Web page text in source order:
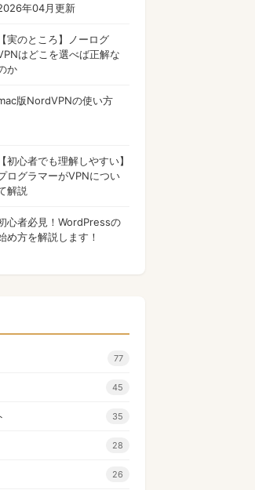
年04月更新
【実のところ】ノーログ
はどこを選べば正解な
か
版NordVPNの使い方
【初心者でも理解しやすい】
ログラマーがVPNについ
解説
心者必見！WordPressの
め方を解説します！
77
45
35
28
26